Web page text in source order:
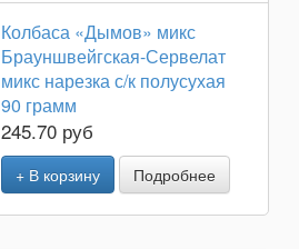
Колбаса «Дымов» микс
Брауншвейгская-Сервелат
микс нарезка с/к полусухая
90 грамм
245.70 руб
+ В корзину Подробнее